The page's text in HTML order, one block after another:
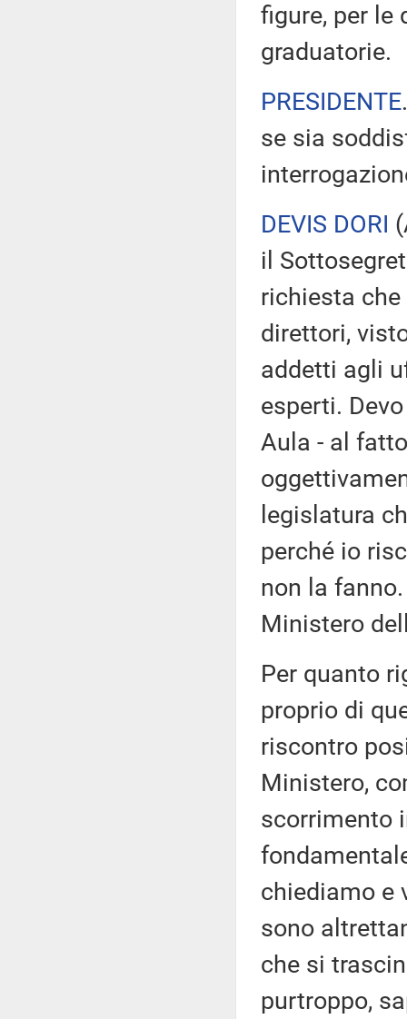
figure, per le
graduatorie.
PRESIDENTE
se sia
DEVIS DORI (
il
richiesta
direttori,
addetti agli
esperti.
Aula - al
legislatura
perché io
non la
Ministero
Per quanto
proprio di
riscontro
Ministero,
scorrimento
chiediamo e
sono
che si
purtroppo,